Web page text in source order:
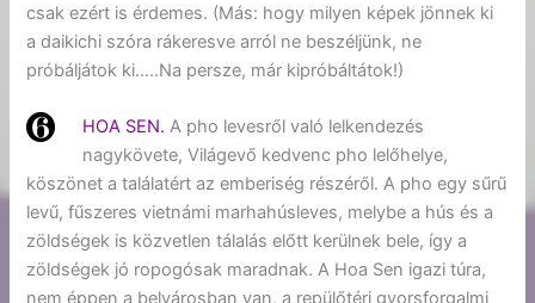
csak ezért is érdemes. (Más: hogy milyen képek jönnek ki
a daikichi szóra rákeresve arról ne beszéljünk, ne
próbáljátok ki…..Na persze, már kipróbáltátok!)
HOA SEN. A pho levesről való lelkendezés
nagykövete, Világevő kedvenc pho lelőhelye,
köszönet a találatért az emberiség részéről. A pho egy sűrű
levű, fűszeres vietnámi marhahúsleves, melybe a hús és a
zöldségek is közvetlen tálalás előtt kerülnek bele, így a
zöldségek jó ropogósak maradnak. A Hoa Sen igazi túra,
nem éppen a belvárosban van, a repülőtéri gyorsforgalmi